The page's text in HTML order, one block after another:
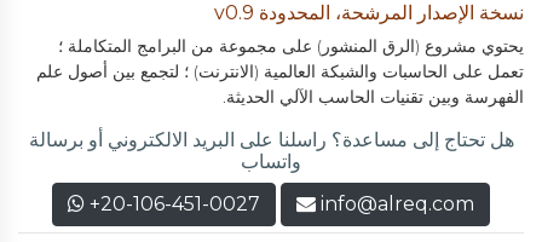
نسخة الإصدار المرشحة، المحدودة v0.9
يحتوي مشروع (الرق المنشور) على مجموعة من البرامج المتكاملة ؛
تعمل على الحاسبات والشبكة العالمية (الانترنت) ؛ لتجمع بين أصول علم
الفهرسة وبين تقنيات الحاسب الآلي الحديثة.
هل تحتاج إلى مساعدة؟ راسلنا على البريد الالكتروني أو برسالة
واتساب
info@alreq.com
+20-106-451-0027